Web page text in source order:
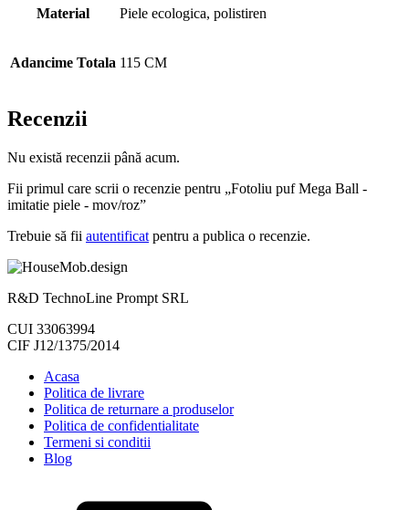
Material Piele ecologica, polistiren
Adancime Totala 115 CM
Recenzii
Nu există recenzii până acum.
Fii primul care scrii o recenzie pentru „Fotoliu puf Mega Ball -
imitatie piele - mov/roz”
Trebuie să fii autentificat pentru a publica o recenzie.
R&D TechnoLine Prompt SRL
CUI 33063994
CIF J12/1375/2014
Acasa
Politica de livrare
Politica de returnare a produselor
Politica de confidentialitate
Termeni si conditii
Blog